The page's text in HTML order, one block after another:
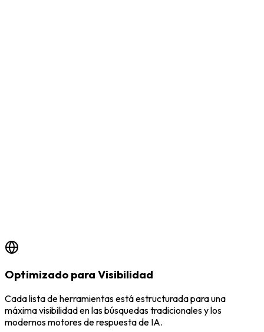
5/3/2026
Optimizado para Visibilidad
Cada lista de herramientas está estructurada para una
máxima visibilidad en las búsquedas tradicionales y los
modernos motores de respuesta de IA.